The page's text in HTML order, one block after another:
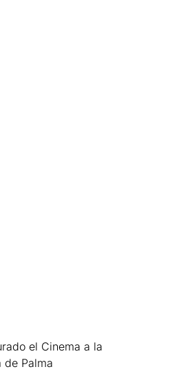
el Cinema a la
de Palma